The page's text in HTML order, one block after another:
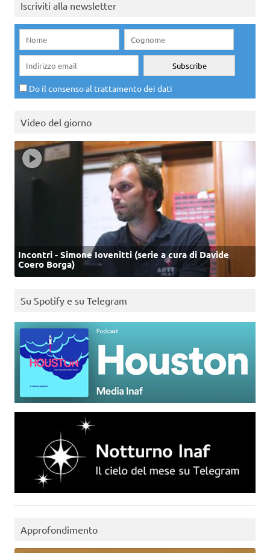
Iscriviti alla newsletter
Do il consenso al trattamento dei dati
Video del giorno
Incontri - Simone Iovenitti (serie a cura di Davide
Coero Borga)
Su Spotify e su Telegram
Approfondimento